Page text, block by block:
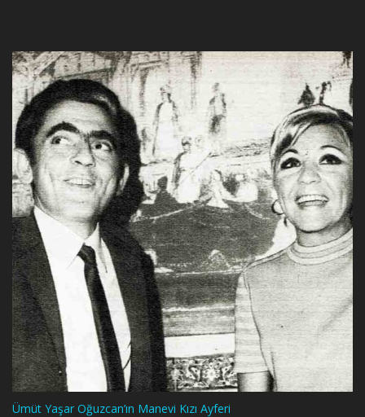
Ümüt Yaşar Oğuzcan’ın Manevi Kızı Ayferi